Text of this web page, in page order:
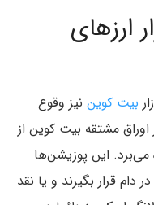
ارزهای
بیت کوین نیز وقوع
اوراق مشتقه بیت کوین از
می‌برد. این پوزیشن‌ها
قرار بگیرند و یا نقد